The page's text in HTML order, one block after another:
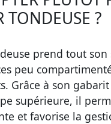
TONDEUSE ?
prend tout son
peu
Grâce à son gabarit
supérieure, il
et favorise la